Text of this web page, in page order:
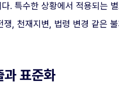
. 특수한 상황에서 적용되는
쟁, 천재지변, 법령 변경 같은
과 표준화